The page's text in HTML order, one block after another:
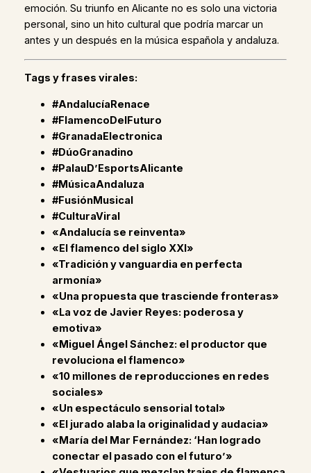
emoción. Su triunfo en Alicante no es solo una victoria
personal, sino un hito cultural que podría marcar un
antes y un después en la música española y andaluza.
Tags y frases virales:
#AndalucíaRenace
#FlamencoDelFuturo
#GranadaElectronica
#DúoGranadino
#PalauD’EsportsAlicante
#MúsicaAndaluza
#FusiónMusical
#CulturaViral
«Andalucía se reinventa»
«El flamenco del siglo XXI»
«Tradición y vanguardia en perfecta
armonía»
«Una propuesta que trasciende fronteras»
«La voz de Javier Reyes: poderosa y
emotiva»
«Miguel Ángel Sánchez: el productor que
revoluciona el flamenco»
«10 millones de reproducciones en redes
sociales»
«Un espectáculo sensorial total»
«El jurado alaba la originalidad y audacia»
«María del Mar Fernández: ‘Han logrado
conectar el pasado con el futuro’»